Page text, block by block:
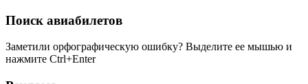
Поиск авиабилетов
Заметили орфографическую ошибку? Выделите ее мышью и
нажмите Ctrl+Enter